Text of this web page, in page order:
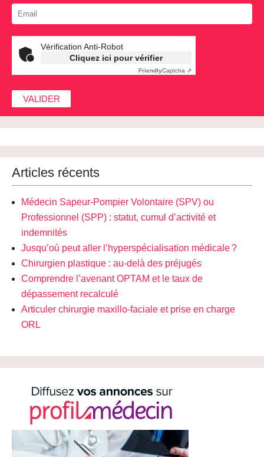
Vérification Anti-Robot
Cliquez ici pour vérifier
FriendlyCaptcha ⇗
Articles récents
Médecin Sapeur-Pompier Volontaire (SPV) ou
Professionnel (SPP) : statut, cumul d’activité et
indemnités
Jusqu’où peut aller l’hyperspécialisation médicale ?
Chirurgien plastique : au-delà des préjugés
Comprendre l’avenant OPTAM et le taux de
dépassement recalculé
Articuler chirurgie maxillo-faciale et prise en charge
ORL